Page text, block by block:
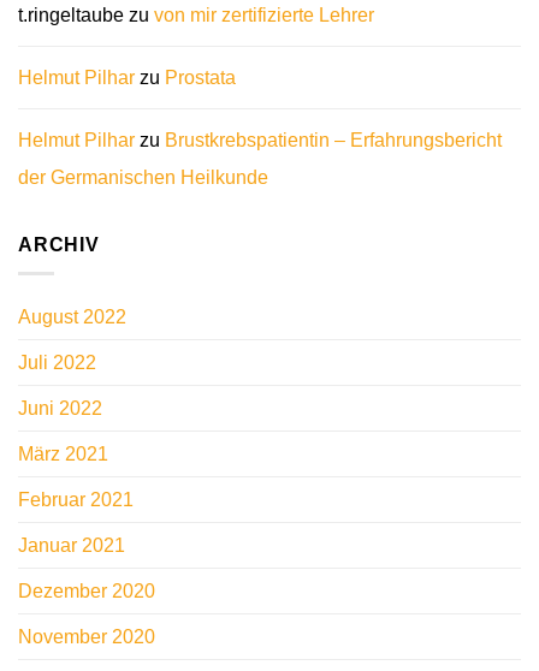
t.ringeltaube zu von mir zertifizierte Lehrer
Helmut Pilhar zu Prostata
Helmut Pilhar zu Brustkrebspatientin – Erfahrungsbericht
der Germanischen Heilkunde
ARCHIV
August 2022
Juli 2022
Juni 2022
März 2021
Februar 2021
Januar 2021
Dezember 2020
November 2020